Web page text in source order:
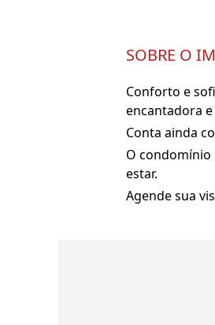
SOBRE O
Conforto e
encantadora
Conta ainda
O condomínio
estar.
Agende sua